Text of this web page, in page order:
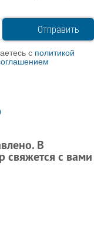
с политикой
В
с вами